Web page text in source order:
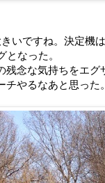
きいですね。決定
なった。
残念な気持ちをエ
やるなあと思った。